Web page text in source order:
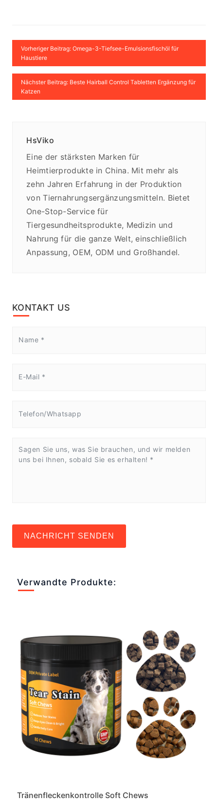
Vorheriger Beitrag: Omega-3-Tiefsee-Emulsionsfischöl für
Haustiere
Nächster Beitrag: Beste Hairball Control Tabletten Ergänzung für
Katzen
HsViko
Eine der stärksten Marken für
Heimtierprodukte in China. Mit mehr als
zehn Jahren Erfahrung in der Produktion
von Tiernahrungsergänzungsmitteln. Bietet
One-Stop-Service für
Tiergesundheitsprodukte, Medizin und
Nahrung für die ganze Welt, einschließlich
Anpassung, OEM, ODM und Großhandel.
KONTAKT US
NACHRICHT SENDEN
Verwandte Produkte:
Tränenfleckenkontrolle Soft Chews